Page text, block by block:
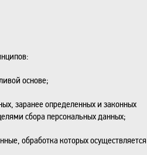
основе;
заранее определенных и законных
сбора персональных данных;
обработка которых осуществляется